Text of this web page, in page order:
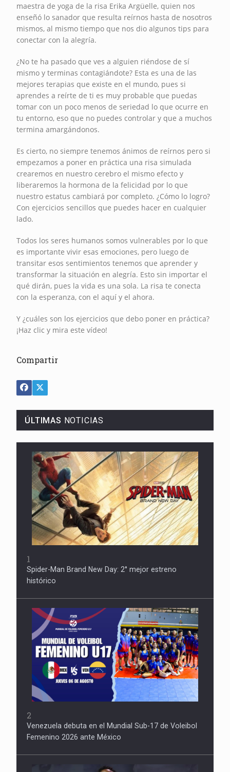
maestra de yoga de la risa Erika Argüelle, quien nos
enseñó lo sanador que resulta reírnos hasta de nosotros
mismos, al mismo tiempo que nos dio algunos tips para
conectar con la alegría.
¿No te ha pasado que ves a alguien riéndose de sí
mismo y terminas contagiándote? Esta es una de las
mejores terapias que existe en el mundo, pues si
aprendes a reírte de ti es muy probable que puedas
tomar con un poco menos de seriedad lo que ocurre en
tu entorno, eso que no puedes controlar y que a muchos
termina amargándonos.
Es cierto, no siempre tenemos ánimos de reírnos pero si
empezamos a poner en práctica una risa simulada
crearemos en nuestro cerebro el mismo efecto y
liberaremos la hormona de la felicidad por lo que
nuestro estatus cambiará por completo. ¿Cómo lo logro?
Con ejercicios sencillos que puedes hacer en cualquier
lado.
Todos los seres humanos somos vulnerables por lo que
es importante vivir esas emociones, pero luego de
transitar esos sentimientos tenemos que aprender y
transformar la situación en alegría. Esto sin importar el
qué dirán, pues la vida es una sola. La risa te conecta
con la esperanza, con el aquí y el ahora.
Y ¿cuáles son los ejercicios que debo poner en práctica?
¡Haz clic y mira este vídeo!
Compartir
ÚLTIMAS NOTICIAS
1
Spider-Man Brand New Day: 2° mejor estreno
histórico
2
Venezuela debuta en el Mundial Sub-17 de Voleibol
Femenino 2026 ante México